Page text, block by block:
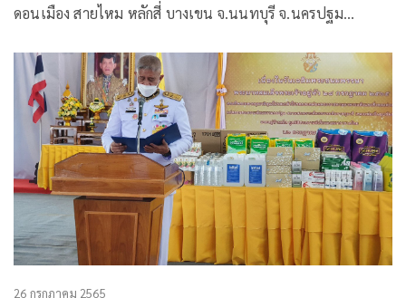
ดอนเมือง สายไหม หลักสี่ บางเขน จ.นนทบุรี จ.นครปฐม
26 กรกฎาคม 2565